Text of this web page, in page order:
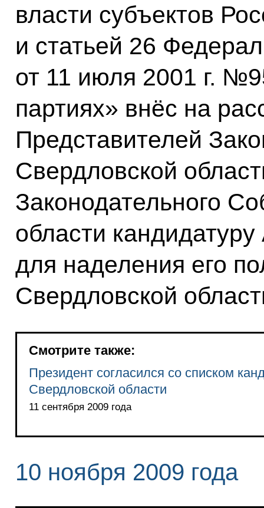
власти субъектов
и статьей 26
от 11 июля 2001 г.
партиях» внёс на
Представителей
Свердловской
Законодательного
области
для наделения его
Свердловской
Смотрите также:
Президент согласился со списком
Свердловской области
11 сентября 2009 года
10 ноября 2009 года